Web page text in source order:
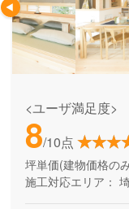
<ユーザ満足度>
8/10点
坪単価(建物価格の
施工対応エリア：